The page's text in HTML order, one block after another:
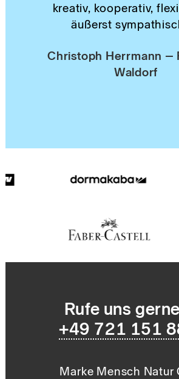
kreativ, kooperativ,
äußerst
Christoph Herrmann –
Waldorf
Rufe uns
+49 721 151
Marke Mensch Natur